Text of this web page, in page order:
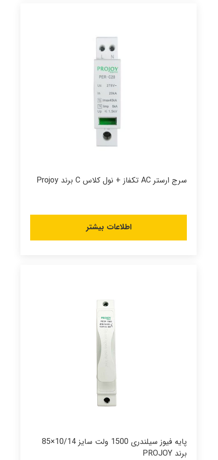
سرج ارستر AC تکفاز + نول کلاس C برند Projoy
اطلاعات بیشتر
پایه فیوز سیلندری 1500 ولت سایز 10/14×85
برند PROJOY